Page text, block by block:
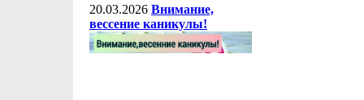
20.03.2026 Внимание,
вессение каникулы!